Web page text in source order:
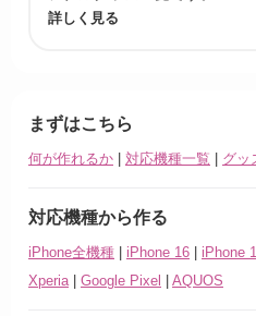
詳しく見る
まずはこちら
何が作れるか | 対応機種一覧 | グッ
対応機種から作る
iPhone全機種 | iPhone 16 | iPhone
Xperia | Google Pixel | AQUOS